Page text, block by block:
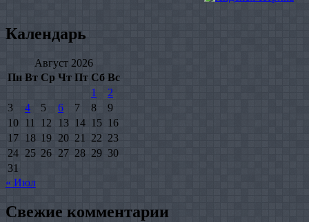
Календарь
Август 2026
Пн Вт Ср Чт Пт Сб Вс
1
2
3
4 5 6 7 8
9
10 11 12 13 14 15 16
17 18 19 20 21 22 23
24 25 26 27 28 29 30
31
« Июл
Свежие комментарии